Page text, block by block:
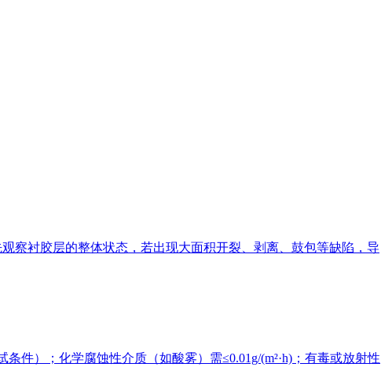
察衬胶层的整体状态，若出现大面积开裂、剥离、鼓包等缺陷，导
件）；化学腐蚀性介质（如酸雾）需≤0.01g/(m²·h)；有毒或放射性